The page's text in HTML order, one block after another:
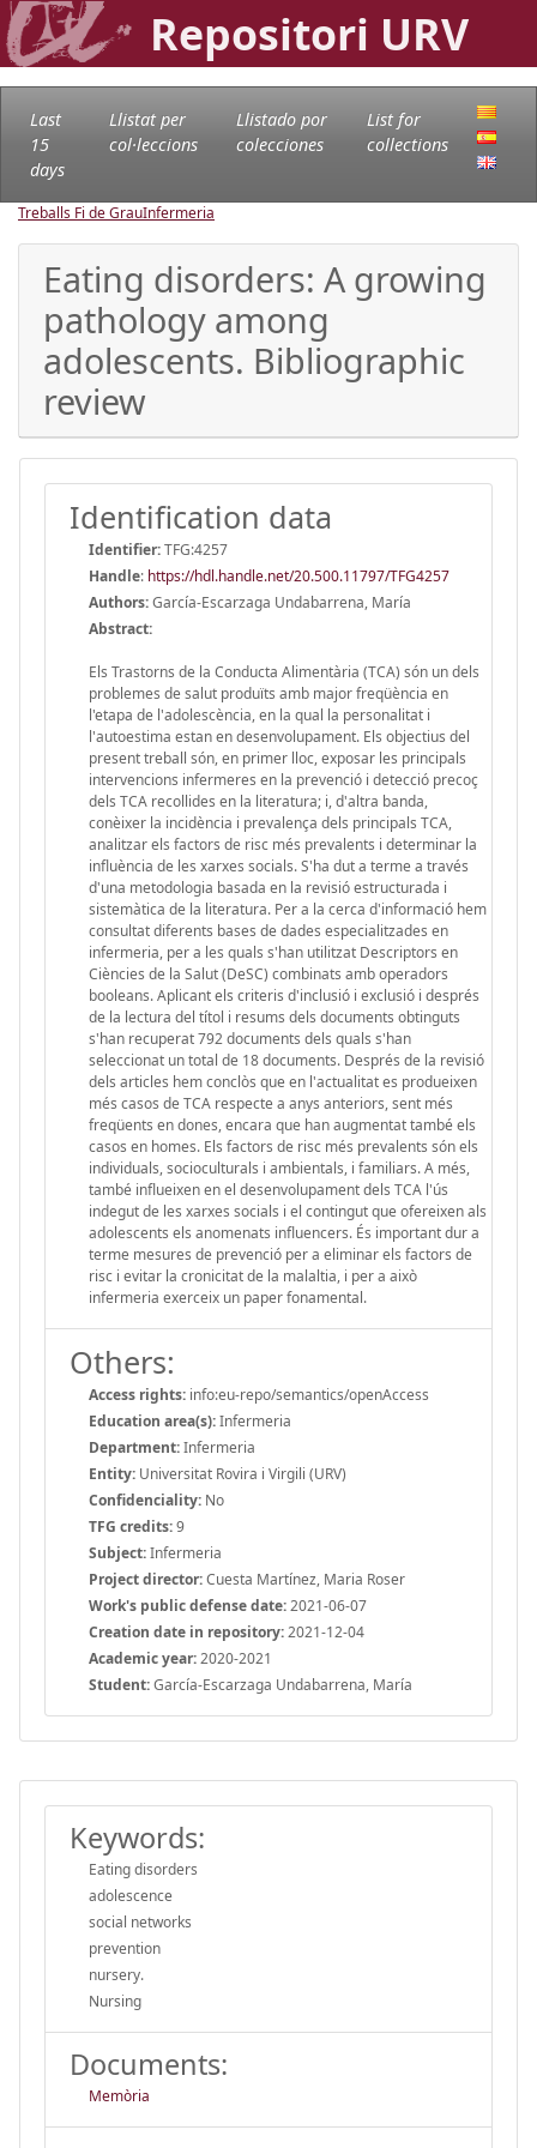
Repositori URV
Last
15
days
Llistat per
col·leccions
Llistado por
colecciones
List for
collections
Treballs Fi de GrauInfermeria
Eating disorders: A growing
pathology among
adolescents. Bibliographic
review
Identification data
Identifier:TFG:4257
Handle: https://hdl.handle.net/20.500.11797/TFG4257
Authors:García-Escarzaga Undabarrena, María
Abstract:
Els Trastorns de la Conducta Alimentària (TCA) són un dels
problemes de salut produïts amb major freqüència en
l'etapa de l'adolescència, en la qual la personalitat i
l'autoestima estan en desenvolupament. Els objectius del
present treball són, en primer lloc, exposar les principals
intervencions infermeres en la prevenció i detecció precoç
dels TCA recollides en la literatura; i, d'altra banda,
conèixer la incidència i prevalença dels principals TCA,
analitzar els factors de risc més prevalents i determinar la
influència de les xarxes socials. S'ha dut a terme a través
d'una metodologia basada en la revisió estructurada i
sistemàtica de la literatura. Per a la cerca d'informació hem
consultat diferents bases de dades especialitzades en
infermeria, per a les quals s'han utilitzat Descriptors en
Ciències de la Salut (DeSC) combinats amb operadors
booleans. Aplicant els criteris d'inclusió i exclusió i després
de la lectura del títol i resums dels documents obtinguts
s'han recuperat 792 documents dels quals s'han
seleccionat un total de 18 documents. Després de la revisió
dels articles hem conclòs que en l'actualitat es produeixen
més casos de TCA respecte a anys anteriors, sent més
freqüents en dones, encara que han augmentat també els
casos en homes. Els factors de risc més prevalents són els
individuals, socioculturals i ambientals, i familiars. A més,
també influeixen en el desenvolupament dels TCA l'ús
indegut de les xarxes socials i el contingut que ofereixen als
adolescents els anomenats influencers. És important dur a
terme mesures de prevenció per a eliminar els factors de
risc i evitar la cronicitat de la malaltia, i per a això
infermeria exerceix un paper fonamental.
Others:
Access rights: info:eu-repo/semantics/openAccess
Education area(s):Infermeria
Department:Infermeria
Entity: Universitat Rovira i Virgili (URV)
Confidenciality: No
TFG credits:9
Subject:Infermeria
Project director:Cuesta Martínez, Maria Roser
Work's public defense date:2021-06-07
Creation date in repository:2021-12-04
Academic year:2020-2021
Student:García-Escarzaga Undabarrena, María
Keywords:
Eating disorders
adolescence
social networks
prevention
nursery.
Nursing
Documents:
Memòria